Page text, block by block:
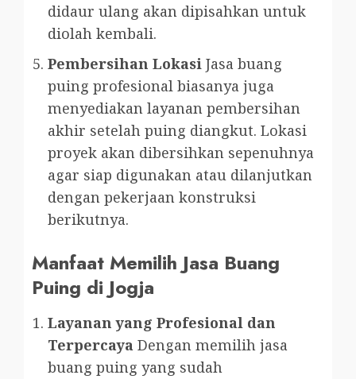
didaur ulang akan dipisahkan untuk
diolah kembali.
Pembersihan Lokasi Jasa buang
puing profesional biasanya juga
menyediakan layanan pembersihan
akhir setelah puing diangkut. Lokasi
proyek akan dibersihkan sepenuhnya
agar siap digunakan atau dilanjutkan
dengan pekerjaan konstruksi
berikutnya.
Manfaat Memilih Jasa Buang
Puing di Jogja
Layanan yang Profesional dan
Terpercaya Dengan memilih jasa
buang puing yang sudah